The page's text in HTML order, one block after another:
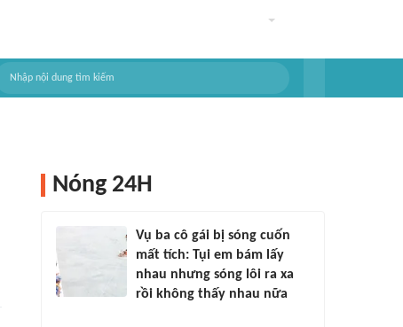
Nóng 24H
Vụ ba cô gái bị sóng cuốn
mất tích: Tụi em bám lấy
nhau nhưng sóng lôi ra xa
rồi không thấy nhau nữa